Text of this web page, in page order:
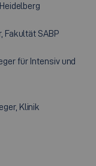
Fakultät SABP
für Intensiv und
Klinik